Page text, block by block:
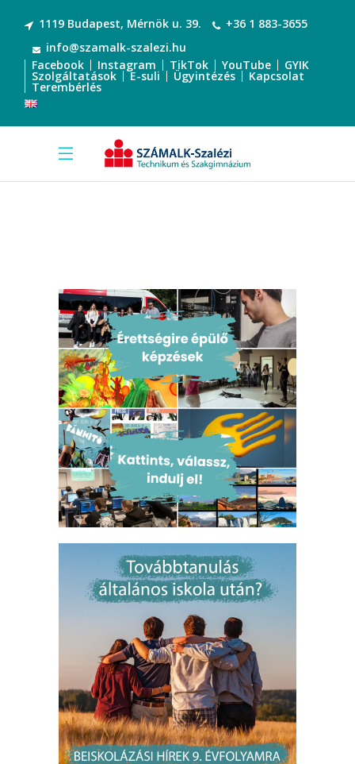
1119 Budapest, Mérnök u. 39.
+36 1 883-3655
info@szamalk-szalezi.hu
Facebook
Instagram TikTok YouTube GYIK
Szolgáltatások E-suli Ügyintézés Kapcsolat
Terembérlés